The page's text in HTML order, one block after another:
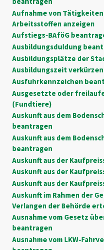
Aufnahme von
Arbeitsstoffen anzeigen
Aufstiegs-BAföG
Ausbildungsduldung
Ausbildungsplätze der
Ausbildungszeit
Ausfuhrkennzeichen
Ausgesetzte oder
(Fundtiere)
Auskunft aus dem
beantragen
Auskunft aus dem
beantragen
Auskunft aus der
Auskunft aus der
Auskunft aus der
Auskunft im Rahmen der
Verlangen der Behörde
Ausnahme vom Gesetz
beantragen
Ausnahme vom LKW-